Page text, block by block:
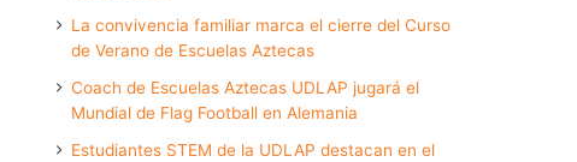
La convivencia familiar marca el cierre del Curso
de Verano de Escuelas Aztecas
Coach de Escuelas Aztecas UDLAP jugará el
Mundial de Flag Football en Alemania
Estudiantes STEM de la UDLAP destacan en el